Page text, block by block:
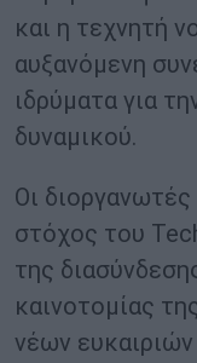
και η τεχνητή
αυξανόμενη
ιδρύματα για
δυναμικού.
Οι
στόχος του
της
καινοτομίας
νέων